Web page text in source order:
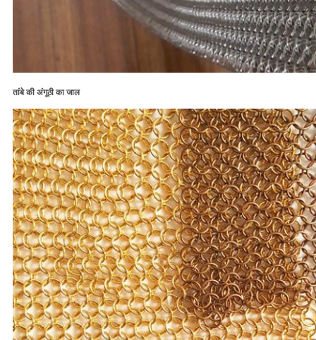
तांबे की अंगूठी का जाल